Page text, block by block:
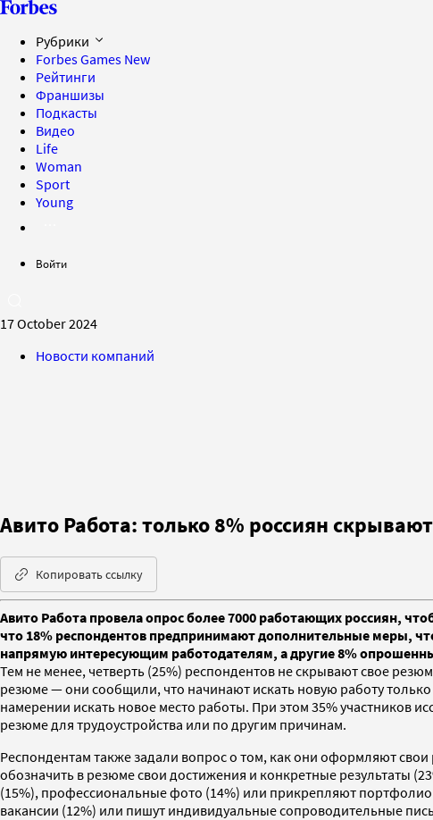
Рубрики
Forbes Games New
Рейтинги
Франшизы
Подкасты
Видео
Life
Woman
Sport
Young
Войти
17 October 2024
Новости компаний
Авито Работа: только 8% россиян
Копировать ссылку
Авито Работа провела опрос более 7000 работающих россиян,
что 18% респондентов предпринимают дополнительные меры,
напрямую интересующим работодателям, а другие 8%
Тем не менее, четверть (25%) респондентов не скрывают свое
резюме — они сообщили, что начинают искать новую работу
намерении искать новое место работы. При этом 35% участников
резюме для трудоустройства или по другим причинам.
Респондентам также задали вопрос о том, как они оформляют
обозначить в резюме свои достижения и конкретные результаты
(15%), профессиональные фото (14%) или прикрепляют
вакансии (12%) или пишут индивидуальные сопроводительные